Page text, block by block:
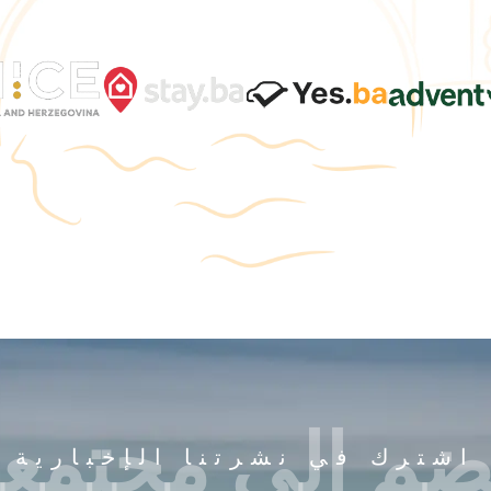
اشترك في نشرتنا الإخبارية
إلى